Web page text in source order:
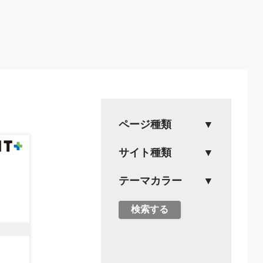
ページ種類
サイト種類
テーマカラー
検索する